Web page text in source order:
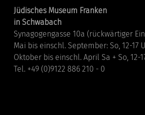
Jüdisches Museum Franken
in Schwabach
Synagogengasse 10a (rückwärtiger
Mai bis einschl. September: So, 12-17
Oktober bis einschl. April Sa + So, 12-
Tel. +49 (0)9122 886 210 - 0